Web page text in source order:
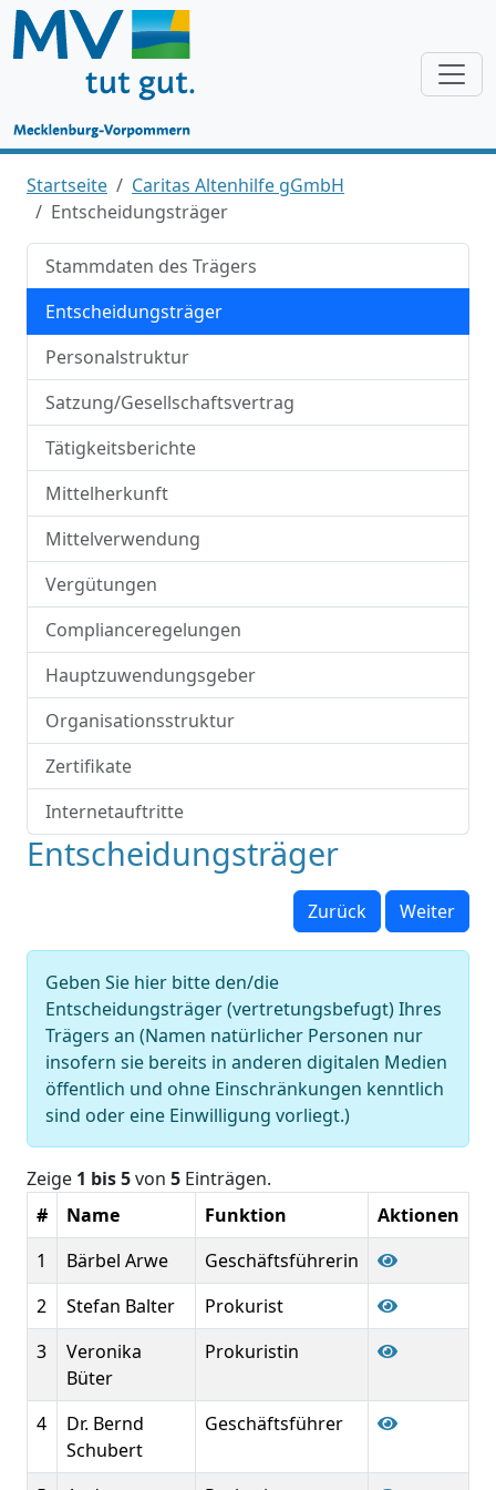
Startseite
Caritas Altenhilfe gGmbH
Entscheidungsträger
Stammdaten des Trägers
Entscheidungsträger
Personalstruktur
Satzung/Gesellschaftsvertrag
Tätigkeitsberichte
Mittelherkunft
Mittelverwendung
Vergütungen
Complianceregelungen
Hauptzuwendungsgeber
Organisationsstruktur
Zertifikate
Internetauftritte
Entscheidungsträger
Zurück Weiter
Geben Sie hier bitte den/die
Entscheidungsträger (vertretungsbefugt) Ihres
Trägers an (Namen natürlicher Personen nur
insofern sie bereits in anderen digitalen Medien
öffentlich und ohne Einschränkungen kenntlich
sind oder eine Einwilligung vorliegt.)
Zeige 1 bis 5von 5 Einträgen.
#
Name Funktion
Aktionen
1
Bärbel Arwe
Geschäftsführerin
2
Stefan Balter
Prokurist
3
Veronika
Büter
Prokuristin
4
Dr. Bernd
Schubert
Geschäftsführer